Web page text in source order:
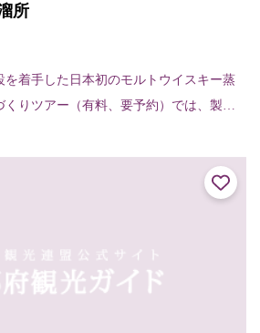
所
を着手した日本初のモルトウイスキー蒸
りツアー（有料、要予約）では、製造